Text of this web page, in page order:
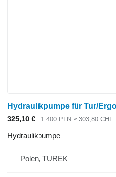
325,10 € 1.400 PLN ≈ 303,80 CHF
Hydraulikpumpe
Polen, TUREK